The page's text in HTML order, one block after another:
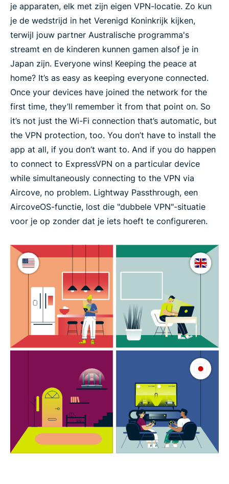
je apparaten, elk met zijn eigen VPN-locatie. Zo kun
je de wedstrijd in het Verenigd Koninkrijk kijken,
terwijl jouw partner Australische programma's
streamt en de kinderen kunnen gamen alsof je in
Japan zijn. Everyone wins! Keeping the peace at
home? It’s as easy as keeping everyone connected.
Once your devices have joined the network for the
first time, they’ll remember it from that point on. So
it’s not just the Wi-Fi connection that’s automatic, but
the VPN protection, too. You don’t have to install the
app at all, if you don’t want to. And if you do happen
to connect to ExpressVPN on a particular device
while simultaneously connecting to the VPN via
Aircove, no problem. Lightway Passthrough, een
AircoveOS-functie, lost die "dubbele VPN"-situatie
voor je op zonder dat je iets hoeft te configureren.